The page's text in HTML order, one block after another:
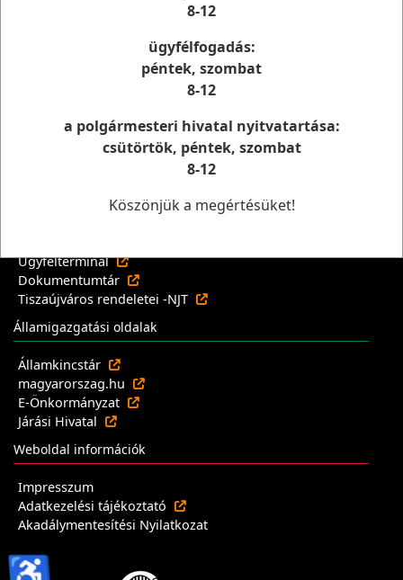
Tiszaújvárosi Polgármesteri Hivatal
Telefon: (49) 548- 000
E-mail: phivatal@tujvaros.hu
Ügyfélterminál
Dokumentumtár
Tiszaújváros rendeletei -NJT
Államigazgatási oldalak
Államkincstár
magyarorszag.hu
E-Önkormányzat
Járási Hivatal
Weboldal információk
Impresszum
Adatkezelési tájékoztató
Akadálymentesítési Nyilatkozat
8-12
ügyfélfogadás:
péntek, szombat
8-12
a polgármesteri hivatal nyitvatartása:
csütörtök, péntek, szombat
8-12
Köszönjük a megértésüket!